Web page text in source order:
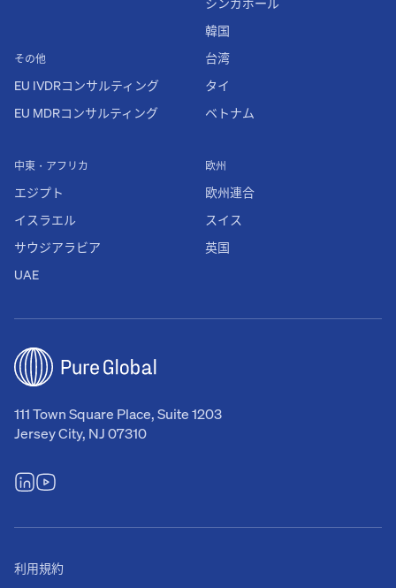
111 Town Square Place, Suite 1203
Jersey City, NJ 07310
その他
EU IVDRコンサルティング
EU MDRコンサルティング
欧州
欧州連合
スイス
英国
中東・アフリカ
エジプト
イスラエル
サウジアラビア
UAE
韓国
台湾
タイ
ベトナム
利用規約